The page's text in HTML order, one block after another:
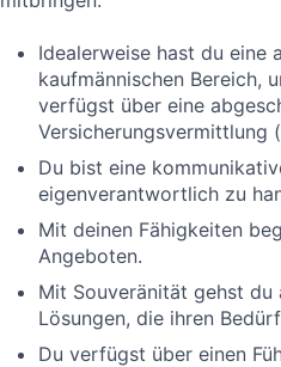
Idealerweise hast du eine
kaufmännischen Bereich,
verfügst über eine
Versicherungsvermittlung
Du bist eine
eigenverantwortlich zu
Mit deinen Fähigkeiten
Angeboten.
Mit Souveränität gehst du
Lösungen, die ihren
Du verfügst über einen